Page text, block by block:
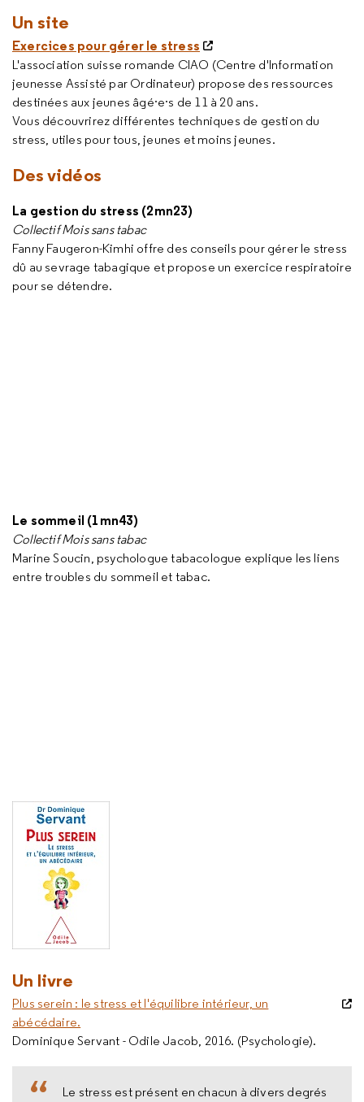
Un site
Exercices pour gérer le stress
L'association suisse romande CIAO (Centre d'Information
jeunesse Assisté par Ordinateur) propose des ressources
destinées aux jeunes âgé·e·s de 11 à 20 ans.
Vous découvrirez différentes techniques de gestion du
stress, utiles pour tous, jeunes et moins jeunes.
Des vidéos
La gestion du stress (2mn23)
Collectif Mois sans tabac
Fanny Faugeron-Kimhi offre des conseils pour gérer le stress
dû au sevrage tabagique et propose un exercice respiratoire
pour se détendre.
Le sommeil (1mn43)
Collectif Mois sans tabac
Marine Soucin, psychologue tabacologue explique les liens
entre troubles du sommeil et tabac.
Un livre
Plus serein : le stress et l'équilibre intérieur, un
abécédaire.
Dominique Servant - Odile Jacob, 2016. (Psychologie).
Le stress est présent en chacun à divers degrés